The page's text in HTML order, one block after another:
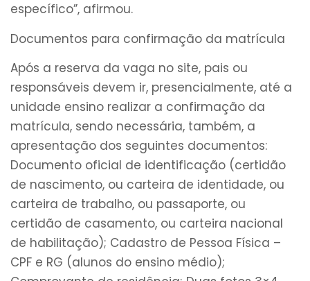
específico”, afirmou.
Documentos para confirmação da matrícula
Após a reserva da vaga no site, pais ou
responsáveis devem ir, presencialmente, até a
unidade ensino realizar a confirmação da
matrícula, sendo necessária, também, a
apresentação dos seguintes documentos:
Documento oficial de identificação (certidão
de nascimento, ou carteira de identidade, ou
carteira de trabalho, ou passaporte, ou
certidão de casamento, ou carteira nacional
de habilitação); Cadastro de Pessoa Física –
CPF e RG (alunos do ensino médio);